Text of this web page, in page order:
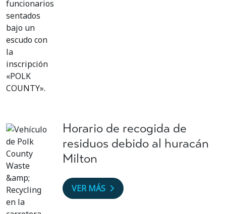
Horario de recogida de
residuos debido al huracán
Milton
VER MÁS